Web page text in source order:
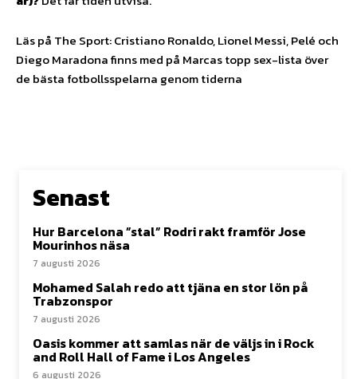
Läs på The Sport: Cristiano Ronaldo, Lionel Messi, Pelé och
Diego Maradona finns med på Marcas topp sex-lista över
de bästa fotbollsspelarna genom tiderna
Senast
Hur Barcelona ”stal” Rodri rakt framför Jose
Mourinhos näsa
7 augusti 2026
Mohamed Salah redo att tjäna en stor lön på
Trabzonspor
7 augusti 2026
Oasis kommer att samlas när de väljs in i Rock
and Roll Hall of Fame i Los Angeles
6 augusti 2026